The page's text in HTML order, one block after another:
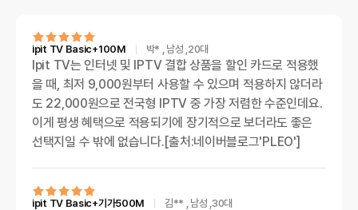
ipit TV Basic+100M 박* , 남성 ,20대
Ipit TV는 인터넷 및 IPTV 결합 상품을 할인 카드로 적용했
을 때, 최저 9,000원부터 사용할 수 있으며 적용하지 않더라
도 22,000원으로 전국형 IPTV 중 가장 저렴한 수준인데요.
이게 평생 혜택으로 적용되기에 장기적으로 보더라도 좋은
선택지일 수 밖에 없습니다.[출처:네이버블로그'PLEO']
ipit TV Basic+기가500M 김** , 남성 ,30대